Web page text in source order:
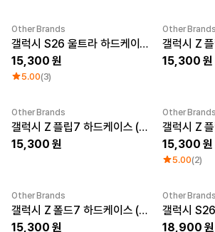
New
Other Brands
갤럭시 S26 울트라 하드케이스 (무광)
15,300
5.00(3)
New
Other Brands
15,300
New
Other Brands
갤럭시 Z 플립7 하드케이스 (유광)
15,300
Other Brands
15,300
5.00(2)
Other Brands
갤럭시 Z 폴드7 하드케이스 (무광)
15,300
New
Other Brands
갤럭시
18,900
시스루탑 & 튜브탑